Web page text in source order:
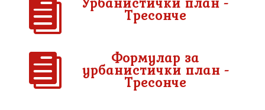
 Урбанистички план -
Тресонче
 Формулар за
урбанистички план -
Тресонче